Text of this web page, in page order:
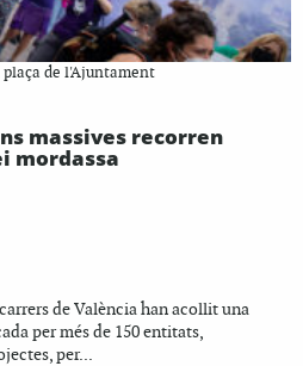
de l'Ajuntament
massives recorren
mordassa
de València han acollit una
per més de 150 entitats,
per...